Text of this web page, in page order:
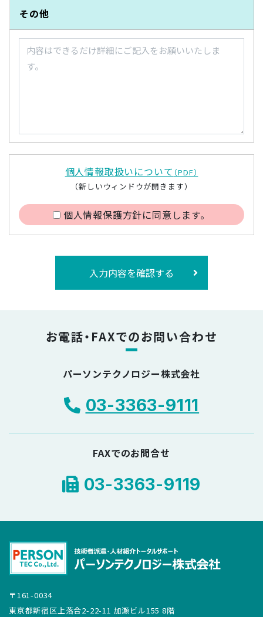
その他
個人情報取扱いについて （PDF）
（新しいウィンドウが開きます）
個人情報保護方針に同意します。
入力内容を確認する
お電話・FAXでのお問い合わせ
パーソンテクノロジー株式会社
03-3363-9111
FAXでのお問合せ
03-3363-9119
〒161-0034
東京都新宿区上落合2-22-11 加瀬ビル155 8階